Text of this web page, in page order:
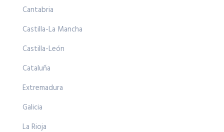
Cantabria
Castilla-La Mancha
Castilla-León
Cataluña
Extremadura
Galicia
La Rioja